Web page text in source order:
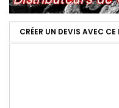
CRÉER UN DEVIS AVEC CE